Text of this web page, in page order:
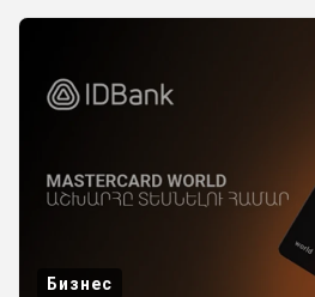
Бизнес